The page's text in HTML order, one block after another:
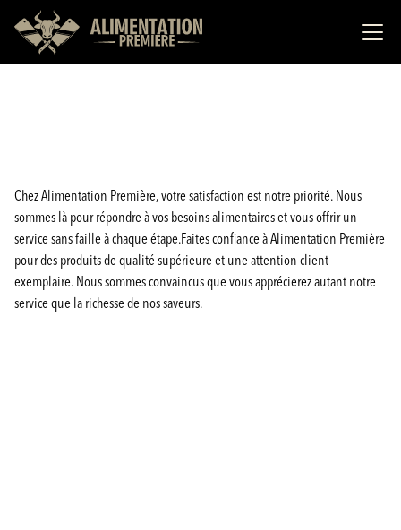
Chez Alimentation Première, votre satisfaction est notre priorité. Nous
sommes là pour répondre à vos besoins alimentaires et vous offrir un
service sans faille à chaque étape.Faites confiance à Alimentation Première
pour des produits de qualité supérieure et une attention client
exemplaire. Nous sommes convaincus que vous apprécierez autant notre
service que la richesse de nos saveurs.